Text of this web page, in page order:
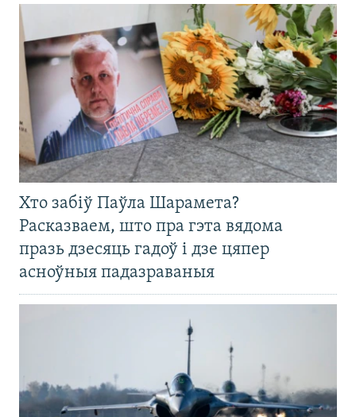
Хто забіў Паўла Шарамета?
Расказваем, што пра гэта вядома
празь дзесяць гадоў і дзе цяпер
асноўныя падазраваныя